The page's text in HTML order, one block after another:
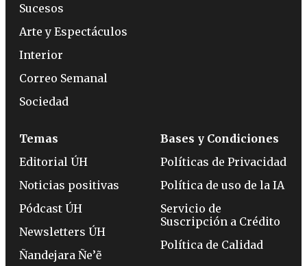
Sucesos
Arte y Espectáculos
Interior
Correo Semanal
Sociedad
Temas
Editorial ÚH
Noticias positivas
Pódcast ÚH
Newsletters ÚH
Ñandejara Ñe’ẽ
Bases y Condiciones
Políticas de Privacidad
Política de uso de la IA
Servicio de
Suscripción a Crédito
Política de Calidad